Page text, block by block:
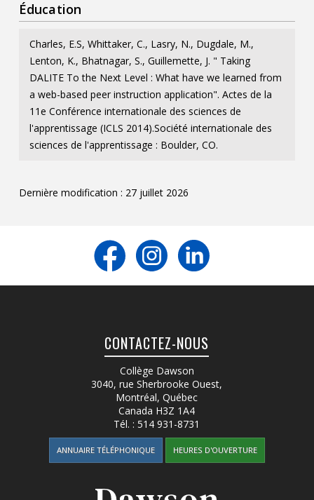
Éducation
Charles, E.S, Whittaker, C., Lasry, N., Dugdale, M.,
Lenton, K., Bhatnagar, S., Guillemette, J. " Taking
DALITE To the Next Level : What have we learned from
a web-based peer instruction application". Actes de la
11e Conférence internationale des sciences de
l'apprentissage (ICLS 2014).Société internationale des
sciences de l'apprentissage : Boulder, CO.
Dernière modification : 27 juillet 2026
CONTACTEZ-NOUS
Collège Dawson
3040, rue Sherbrooke Ouest,
Montréal, Québec
Canada H3Z 1A4
Tél. :514 931-8731
ANNUAIRE TÉLÉPHONIQUE HEURES D'OUVERTURE